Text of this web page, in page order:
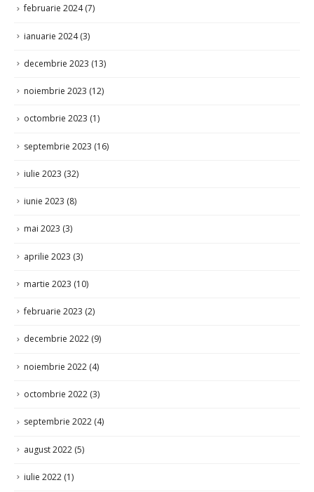
februarie 2024(7)
ianuarie 2024(3)
decembrie 2023 (13)
noiembrie 2023 (12)
octombrie 2023 (1)
septembrie 2023 (16)
iulie 2023 (32)
iunie 2023 (8)
mai 2023 (3)
aprilie 2023 (3)
martie 2023 (10)
februarie 2023 (2)
decembrie 2022 (9)
noiembrie 2022 (4)
octombrie 2022 (3)
septembrie 2022 (4)
august 2022 (5)
iulie 2022 (1)